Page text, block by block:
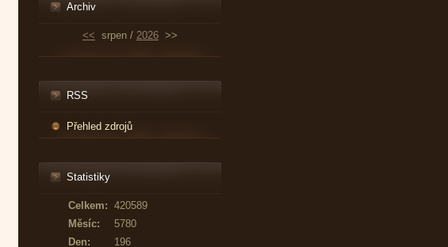
Archiv
<< srpen / 2026 >>
RSS
Přehled zdrojů
Statistiky
Celkem: 420589
Měsíc:
5780
Den:
196